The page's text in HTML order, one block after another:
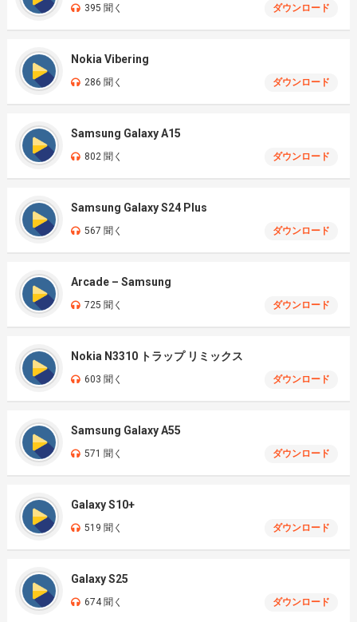
395 聞く ダウンロード
Nokia Vibering
286 聞く ダウンロード
Samsung Galaxy A15
802 聞く ダウンロード
Samsung Galaxy S24 Plus
567 聞く ダウンロード
Arcade – Samsung
725 聞く ダウンロード
Nokia N3310 トラップ リミックス
603 聞く ダウンロード
Samsung Galaxy A55
571 聞く ダウンロード
Galaxy S10+
519 聞く ダウンロード
Galaxy S25
674 聞く ダウンロード